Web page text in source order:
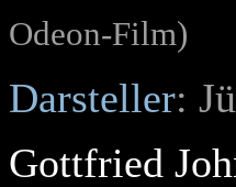
Odeon-Film)
Darsteller:
Gottfried